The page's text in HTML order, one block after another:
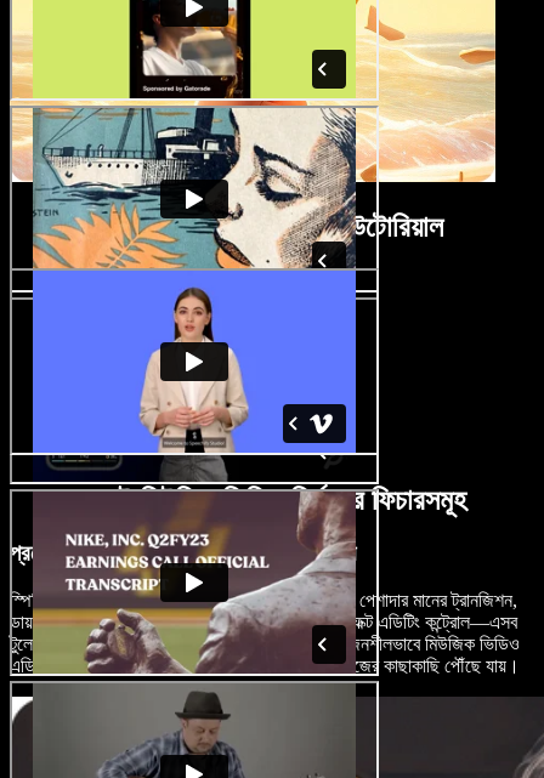
মিউজিক ভিডিও নির্মাতার টিউটোরিয়াল
এআই মিউজিক ভিডিও নির্মাতার ফিচারসমূহ
প্রফেশনালের মতো মিউজিক ভিডিও এডিট করুন
স্পিচিফাই স্টুডিও এআই এডিটিং ফিচারসমূহ প্রদান করে। পেশাদার মানের ট্রানজিশন,
ডায়নামিক ভিজ্যুয়াল ইফেক্ট, উন্নত অডিও আর সাউন্ড ইফেক্ট এডিটিং কন্ট্রোল—এসব
টুলের মাধ্যমে সঙ্গীতশিল্পী ও নির্মাতারা অত্যন্ত নিখুঁত ও সৃজনশীলভাবে মিউজিক ভিডিও
এডিট করতে পারেন, যার মান অনেক অভিজ্ঞ পেশাদারের কাজের কাছাকাছি পৌঁছে যায়।